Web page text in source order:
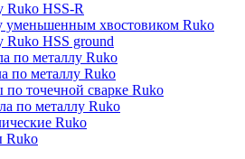
Ruko HSS-R
уменьшенным хвостовиком Ruko
Ruko HSS ground
по металлу Ruko
по металлу Ruko
по точечной сварке Ruko
по металлу Ruko
Ruko
Ruko